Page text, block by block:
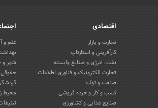
اقتصادی
تجارت و بازار
کارآفرینی و استارتاپ
نفت، انرژی و صنایع وابسته
تجارت الکترونیک و فناوری اطلاعات
صنعت و تولید
کسب و کار و خرده فروشی
صنایع غذایی و کشاورزی
علم و
شهر و
حقوقی
محیط